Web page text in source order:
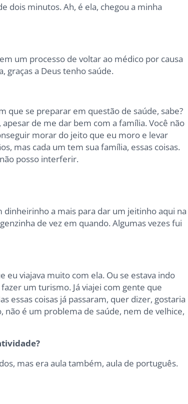
dois minutos. Ah, é ela, chegou a minha
um processo de voltar ao médico por causa
graças a Deus tenho saúde.
que se preparar em questão de saúde, sabe?
de me dar bem com a família. Você não
morar do jeito que eu moro e levar
mas cada um tem sua família, essas coisas.
posso interferir.
a mais para dar um jeitinho aqui na
de vez em quando. Algumas vezes fui
eu viajava muito com ela. Ou se estava indo
um turismo. Já viajei com gente que
essas coisas já passaram, quer dizer, gostaria
é um problema de saúde, nem de velhice,
mas era aula também, aula de português.